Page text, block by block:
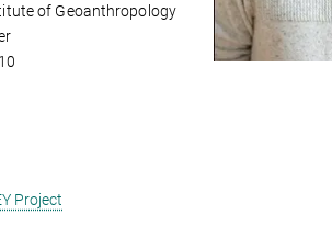
of Geoanthropology
Project